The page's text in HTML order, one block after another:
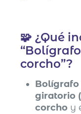
🧩 ¿Qué
corcho”?
giratorio
corcho y